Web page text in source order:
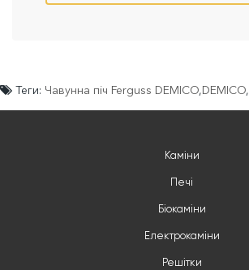
Теги: Чавунна піч Ferguss DEMICO,DEMICO,
Каміни
Печі
Біокаміни
Електрокаміни
Решітки